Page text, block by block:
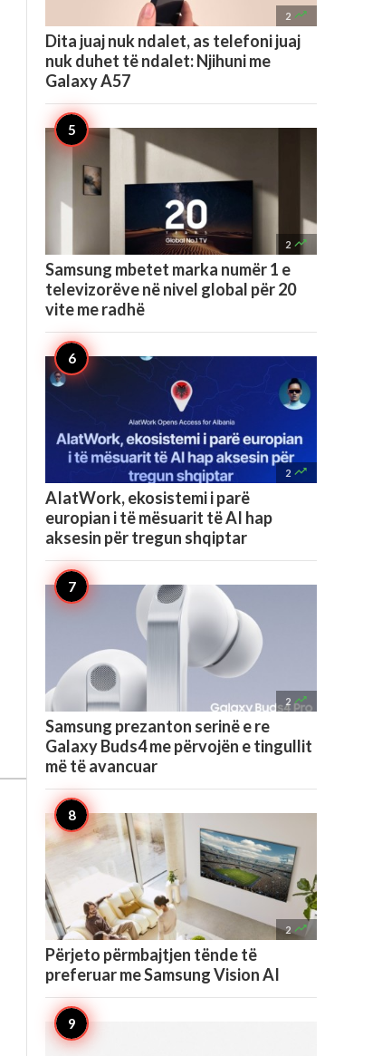
2 
Dita juaj nuk ndalet, as telefoni juaj
nuk duhet të ndalet: Njihuni me
Galaxy A57
2 
Samsung mbetet marka numër 1 e
televizorëve në nivel global për 20
vite me radhë
2 
AIatWork, ekosistemi i parë
europian i të mësuarit të AI hap
aksesin për tregun shqiptar
2 
Samsung prezanton serinë e re
Galaxy Buds4 me përvojën e tingullit
më të avancuar
2 
Përjeto përmbajtjen tënde të
preferuar me Samsung Vision AI